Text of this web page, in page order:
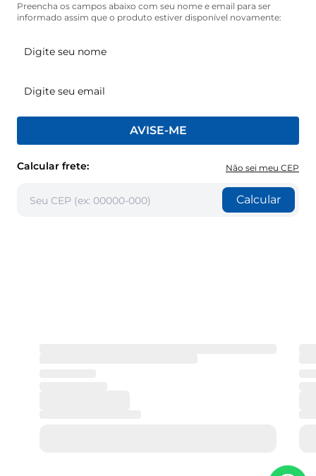
Preencha os campos abaixo com seu nome e email para ser
informado assim que o produto estiver disponível novamente:
AVISE-ME
Calcular frete: Não sei meu CEP
Calcular